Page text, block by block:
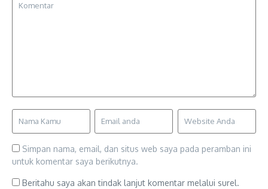
Simpan nama, email, dan situs web saya pada peramban ini
untuk komentar saya berikutnya.
Beritahu saya akan tindak lanjut komentar melalui surel.